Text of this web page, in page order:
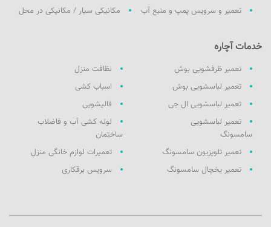
تعمیر و سرویس پمپ و منبع آب
مکانیکی سیار / مکانیکی در محل
خدمات آچاره
تعمیر ظرفشویی بوش
تعمیر لباسشویی بوش
تعمیر لباسشویی ال جی
تعمیر لباسشویی
سامسونگ
تعمیر تلویزیون سامسونگ
تعمیر یخچال سامسونگ
نظافت منزل
اسباب کشی
قالیشویی
لوله کشی آب و فاضلاب
ساختمان
تعمیرات لوازم خانگی منزل
سرویس برقکاری